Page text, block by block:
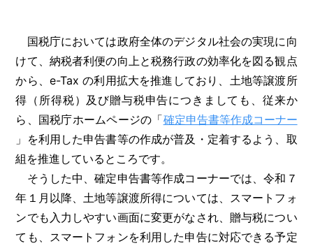
国税庁においては政府全体のデジタル社会の実現に向
けて、納税者利便の向上と税務行政の効率化を図る観点
から、e-Tax の利用拡大を推進しており、土地等譲渡所
得（所得税）及び贈与税申告につきましても、従来か
ら、国税庁ホームページの「確定申告書等作成コーナー
」を利用した申告書等の作成が普及・定着するよう、取
組を推進しているところです。
そうした中、確定申告書等作成コーナーでは、令和７
年１月以降、土地等譲渡所得については、スマートフォ
ンでも入力しやすい画面に変更がなされ、贈与税につい
ても、スマートフォンを利用した申告に対応できる予定